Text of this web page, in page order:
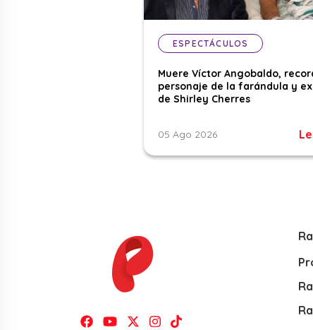
ESPECTÁCULOS
Muere Víctor Angobaldo,
personaje de la farándula y
de Shirley Cherres
05 Ago 2026